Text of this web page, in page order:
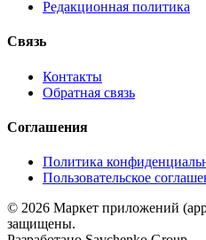
Редакционная политика
Связь
Контакты
Обратная связь
Соглашения
Политика
Пользовательское
© 2026 Маркет приложений
защищены.